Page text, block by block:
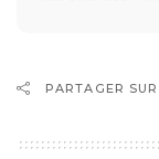
PARTAGER SUR